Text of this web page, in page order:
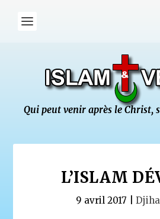
L’ISLAM
9 avril 2017